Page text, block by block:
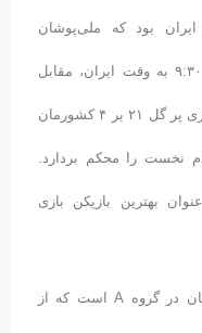
بود که ملی‌پوشان
کشورمان صبح‌ روز چهارشنبه از ساعت ۹:۳۰ به وقت ایران، مقابل
آن‌ها تن به آب زدند. این بازی نهایتا با برتری پر گل ۲۱ بر ۴ کشورمان
نخست را محکم بردارد.
بهترین بازیکن بازی
اوکراین دیگر هم‌گروهی تیم ملی کشورمان در گروه A است که از